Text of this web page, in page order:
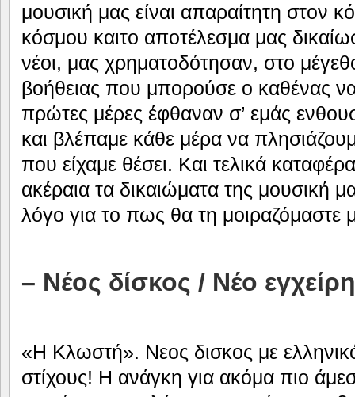
μουσική μας είναι απαραίτητη στον
κόσμου καιτο αποτέλεσμα μας
νέοι, μας χρηματοδότησαν, στο
βοήθειας που μπορούσε ο καθένας να
πρώτες μέρες έφθαναν σ’ εμάς
και βλέπαμε κάθε μέρα να
που είχαμε θέσει. Και τελικά
ακέραια τα δικαιώματα της μουσική
λόγο για το πως θα τη μοιραζόμαστε
– Νέος δίσκος / Νέο
«Η Κλωστή». Νεος δισκος με ελληνικό
στίχους! H ανάγκη για ακόμα πιο